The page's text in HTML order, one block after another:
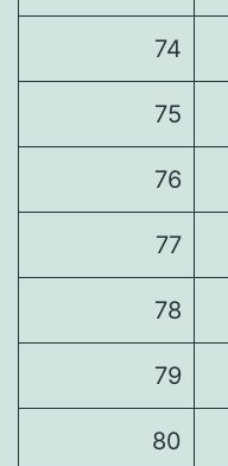
74
75
76
77
78
79
80